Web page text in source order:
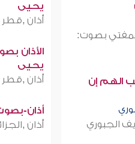
بصوت:
الهم إن
الجبوري
يحيى
أذان ,قطر
الأذان
يحيى
أذان ,قطر
أذان-
أذان